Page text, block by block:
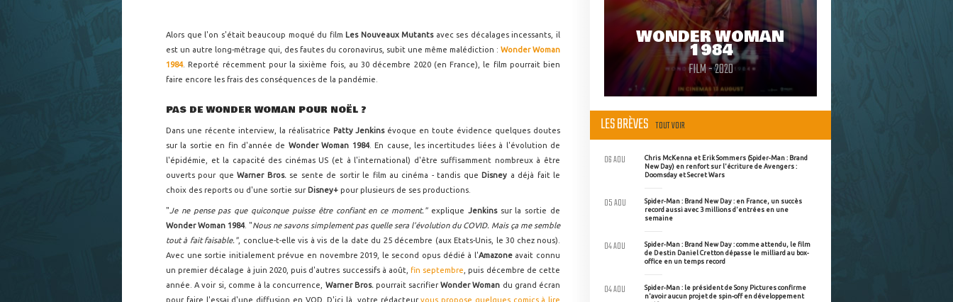
Alors que l'on s'était beaucoup moqué du film Les Nouveaux Mutants avec ses décalages incessants, il
est un autre long-métrage qui, des fautes du coronavirus, subit une même malédiction : Wonder Woman
1984. Reporté récemment pour la sixième fois, au 30 décembre 2020 (en France), le film pourrait bien
faire encore les frais des conséquences de la pandémie.
PAS DE WONDER WOMAN POUR NOËL ?
Dans une récente interview, la réalisatrice Patty Jenkins évoque en toute évidence quelques doutes
sur la sortie en fin d'année de Wonder Woman 1984. En cause, les incertitudes liées à l'évolution de
l'épidémie, et la capacité des cinémas US (et à l'international) d'être suffisamment nombreux à être
ouverts pour queWarner Bros. se sente de sortir le film au cinéma - tandis que Disney a déjà fait le
choix des reports ou d'une sortie sur Disney+ pour plusieurs de ses productions.
" Je ne pense pas que quiconque puisse être confiant en ce moment."explique Jenkins sur la sortie de
Wonder Woman 1984. "Nous ne savons simplement pas quelle sera l'évolution du COVID. Mais ça me semble
tout à fait faisable.", conclue-t-elle vis à vis de la date du 25 décembre (aux Etats-Unis, le 30 chez nous).
Avec une sortie initialement prévue en novembre 2019, le second opus dédié à l'Amazoneavait connu
un premier décalage à juin 2020, puis d'autres successifs à août,fin septembre , puis décembre de cette
année. A voir si, comme à la concurrence, Warner Bros. pourrait sacrifierWonder Woman du grand écran
pour faire l'essai d'une diffusion en VOD. D'ici là, votre rédacteurvous propose quelques comics à lire
WONDER WOMAN
1984
FILM - 2020
LES BRÈVES TOUT VOIR
Chris McKenna et Erik Sommers (Spider-Man : Brand
New Day) en renfort sur l'écriture de Avengers :
Doomsday et Secret Wars
06 AOU
Spider-Man : Brand New Day : en France, un succès
record aussi avec 3 millions d'entrées en une
semaine
05 AOU
Spider-Man : Brand New Day : comme attendu, le film
de Destin Daniel Cretton dépasse le milliard au box-
office en un temps record
04 AOU
Spider-Man : le président de Sony Pictures confirme
n'avoir aucun projet de spin-off en développement
04 AOU